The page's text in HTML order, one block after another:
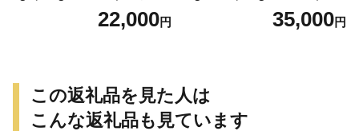
入 ※2026年12月上旬〜2027
年2月上旬頃順次発送予定
22,000円
粧箱入 ※2026年12月上旬〜2
027年2月上旬頃順次発送予定
ず【uot773A】
35,000円
この返礼品を見た人は
こんな返礼品も見ています